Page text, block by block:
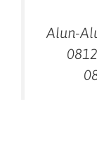
Alun-